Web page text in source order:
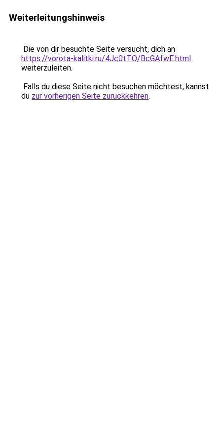
Weiterleitungshinweis
Die von dir besuchte Seite versucht, dich an
https://vorota-kalitki.ru/4Jc0tTO/BcGAfwE.html
weiterzuleiten.
Falls du diese Seite nicht besuchen möchtest, kannst
du zur vorherigen Seite zurückkehren.